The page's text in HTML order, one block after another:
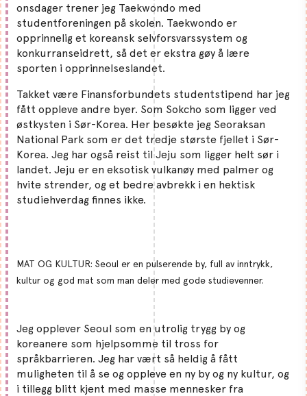
onsdager trener jeg Taekwondo med
studentforeningen på skolen. Taekwondo er
opprinnelig et koreansk selvforsvarssystem og
konkurranseidrett, så det er ekstra gøy å lære
sporten i opprinnelseslandet.
Takket være Finansforbundets studentstipend har jeg
fått oppleve andre byer. Som Sokcho som ligger ved
østkysten i Sør-Korea. Her besøkte jeg Seoraksan
National Park som er det tredje største fjellet i Sør-
Korea. Jeg har også reist til Jeju som ligger helt sør i
landet. Jeju er en eksotisk vulkanøy med palmer og
hvite strender, og et bedre avbrekk i en hektisk
studiehverdag finnes ikke.
MAT OG KULTUR: Seoul er en pulserende by, full av inntrykk,
kultur og god mat som man deler med gode studievenner.
Jeg opplever Seoul som en utrolig trygg by og
koreanere som hjelpsomme til tross for
språkbarrieren. Jeg har vært så heldig å fått
muligheten til å se og oppleve en ny by og ny kultur, og
i tillegg blitt kjent med masse mennesker fra